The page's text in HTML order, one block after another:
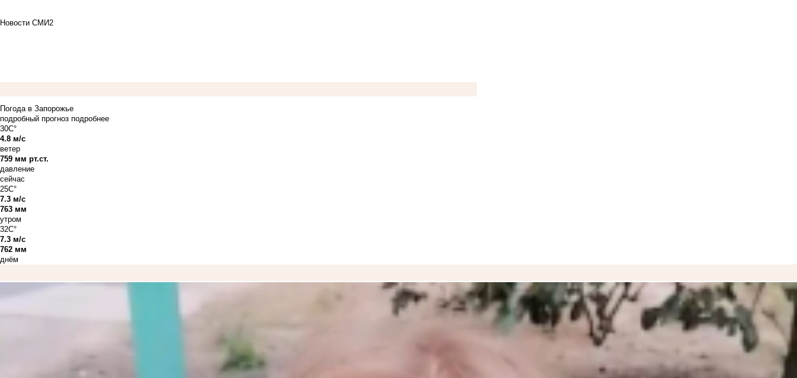
Новости СМИ2
Погода в Запорожье
подробный прогноз подробнее
30C°
4.8 м/с
ветер
759 мм рт.ст.
давление
сейчас
25C°
7.3 м/с
763 мм
утром
32C°
7.3 м/с
762 мм
днём